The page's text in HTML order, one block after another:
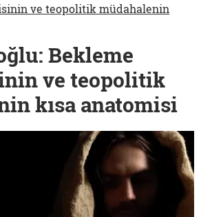
ve teopolitik müdahalenin
Bekleme
ve teopolitik
kısa anatomisi